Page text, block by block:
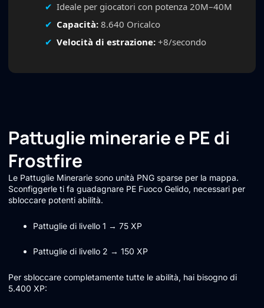
Ideale per giocatori con potenza 20M–40M
Capacità: 8.640 Oricalco
Velocità di estrazione: +8/secondo
Pattuglie minerarie e PE di
Frostfire
Le Pattuglie Minerarie sono unità PNG sparse per la mappa.
Sconfiggerle ti fa guadagnare PE Fuoco Gelido, necessari per
sbloccare potenti abilità.
Pattuglie di livello 1 → 75 XP
Pattuglie di livello 2 → 150 XP
Per sbloccare completamente tutte le abilità, hai bisogno di
5.400 XP: